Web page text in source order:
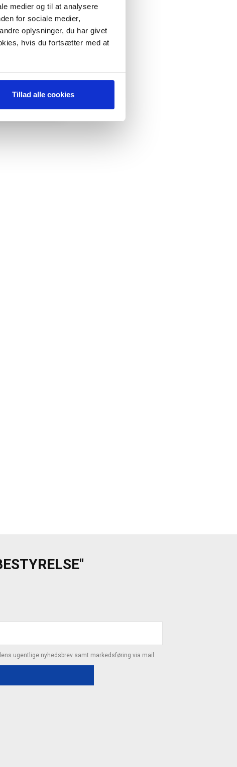
medier og til at analysere
for sociale medier,
oplysninger, du har givet
hvis du fortsætter med at
Tillad alle cookies
ugentlige nyhedsbrev samt markedsføring via mail.